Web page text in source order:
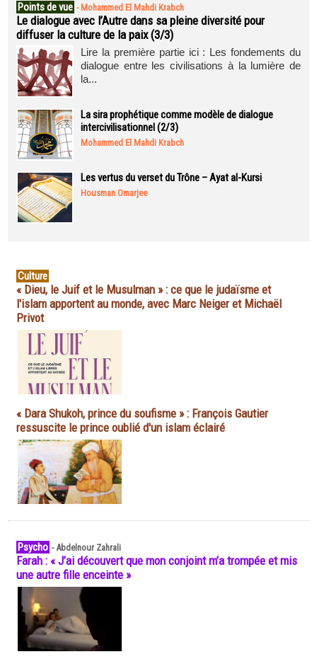
Points de vue - Mohammed El Mahdi Krabch
Le dialogue avec l’Autre dans sa pleine diversité pour
diffuser la culture de la paix (3/3)
Lire la première partie ici : Les fondements du
dialogue entre les civilisations à la lumière de
la...
La sira prophétique comme modèle de dialogue
intercivilisationnel (2/3)
Mohammed El Mahdi Krabch
Les vertus du verset du Trône – Ayat al-Kursi
Housman Omarjee
Culture
« Dieu, le Juif et le Musulman » : ce que le judaïsme et
l'islam apportent au monde, avec Marc Neiger et Michaël
Privot
« Dara Shukoh, prince du soufisme » : François Gautier
ressuscite le prince oublié d'un islam éclairé
Psycho -Abdelnour Zahrali
Farah : « J’ai découvert que mon conjoint m’a trompée et mis
une autre fille enceinte »